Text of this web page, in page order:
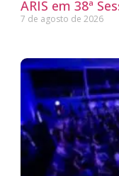
ARIS em 38ª
7 de agosto de 2026